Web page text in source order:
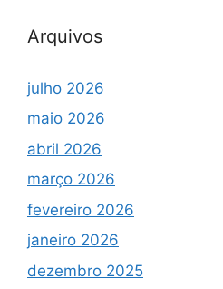
Arquivos
julho 2026
maio 2026
abril 2026
março 2026
fevereiro 2026
janeiro 2026
dezembro 2025